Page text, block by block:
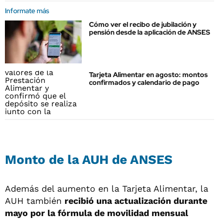
Informate más
Cómo ver el recibo de jubilación y
pensión desde la aplicación de ANSES
Tarjeta Alimentar en agosto: montos
confirmados y calendario de pago
Monto de la AUH de ANSES
Además del aumento en la Tarjeta Alimentar, la
AUH también recibió una actualización durante
mayo por la fórmula de movilidad mensual